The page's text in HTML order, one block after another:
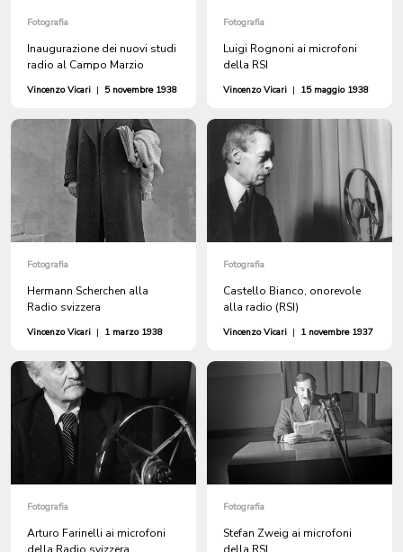
Fotografia
Inaugurazione dei nuovi studi
radio al Campo Marzio
Vincenzo Vicari | 5 novembre 1938
Fotografia
Luigi Rognoni ai microfoni
della RSI
Vincenzo Vicari | 15 maggio 1938
Fotografia
Hermann Scherchen alla
Radio svizzera
Vincenzo Vicari | 1 marzo 1938
Fotografia
Castello Bianco, onorevole
alla radio (RSI)
Vincenzo Vicari | 1 novembre 1937
Fotografia
Arturo Farinelli ai microfoni
Fotografia
Stefan Zweig ai microfoni